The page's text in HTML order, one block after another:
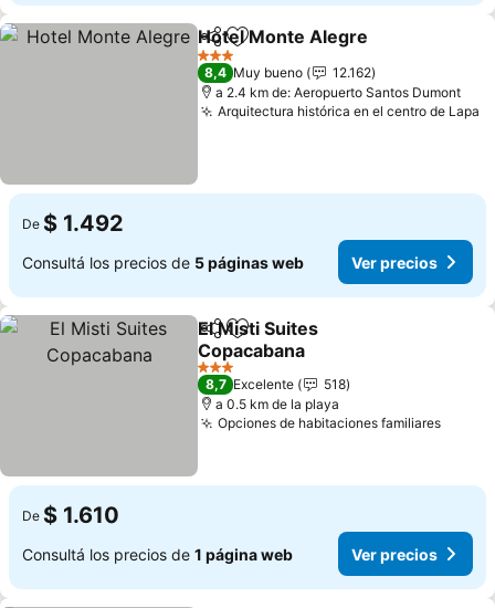
CompartirAñadir a favoritos
Hotel Monte Alegre
3 Estrellas
8,4 Muy bueno
12.162
a 2.4 km de: Aeropuerto Santos Dumont
Arquitectura histórica en el centro de Lapa
De $ 1.492
Consultá los precios de 5 páginas web Ver precios
CompartirAñadir a favoritos
El Misti Suites
Copacabana
Ver precios
3 Estrellas
8,7 Excelente
518
a 0.5 km de la playa
Opciones de habitaciones familiaresVer
De $ 1.610
Consultá los precios de 1 página web Ver precios